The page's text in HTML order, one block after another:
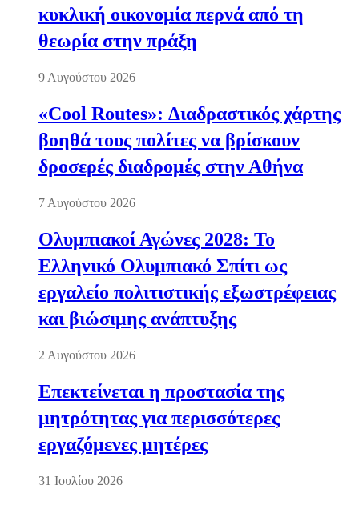
κυκλική οικονομία περνά από τη
θεωρία στην πράξη
9 Αυγούστου 2026
«Cool Routes»: Διαδραστικός χάρτης
βοηθά τους πολίτες να βρίσκουν
δροσερές διαδρομές στην Αθήνα
7 Αυγούστου 2026
Ολυμπιακοί Αγώνες 2028: Το
Ελληνικό Ολυμπιακό Σπίτι ως
εργαλείο πολιτιστικής εξωστρέφειας
και βιώσιμης ανάπτυξης
2 Αυγούστου 2026
Επεκτείνεται η προστασία της
μητρότητας για περισσότερες
εργαζόμενες μητέρες
31 Ιουλίου 2026